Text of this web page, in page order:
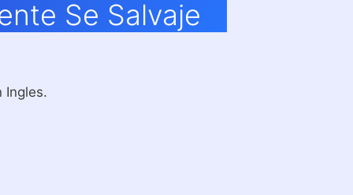
Se Salvaje
Ingles.